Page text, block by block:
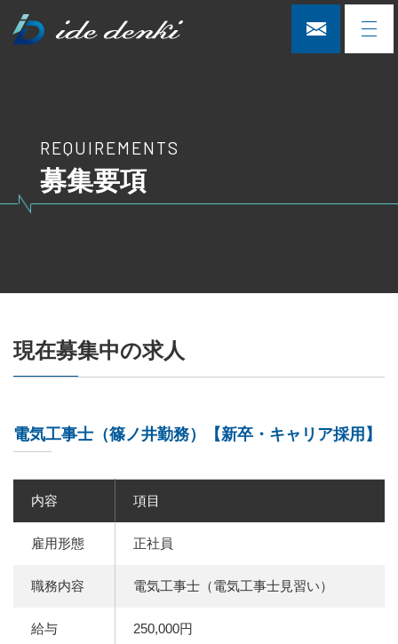
有限会社井出電気土木
REQUIREMENTS
募集要項
現在募集中の求人
電気工事士（篠ノ井勤務）【新卒・キャリア採用】
内容 項目
雇用形態 正社員
職務内容 電気工事士（電気工事士見習い）
給与 250,000円